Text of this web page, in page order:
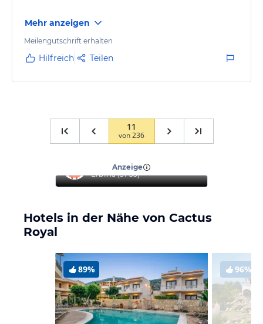
Mehr anzeigen
Meilengutschrift erhalten
Hilfreich Teilen
11
von236
Anzeige
Reise mit Familie
Erblina (31-35)
Hotels in der Nähe von Cactus
Royal
89% 96%